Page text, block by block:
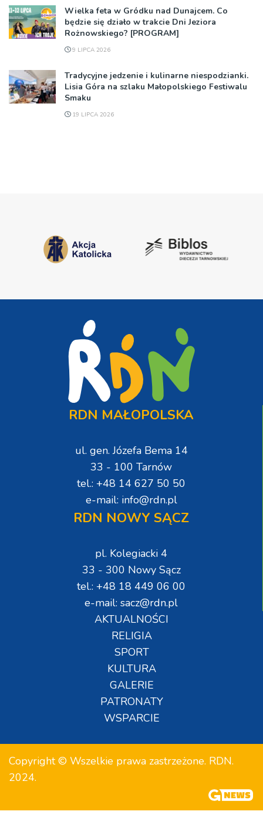
Wielka feta w Gródku nad Dunajcem. Co
będzie się działo w trakcie Dni Jeziora
Rożnowskiego? [PROGRAM]
9 LIPCA 2026
Tradycyjne jedzenie i kulinarne niespodzianki.
Lisia Góra na szlaku Małopolskiego Festiwalu
Smaku
19 LIPCA 2026
RDN MAŁOPOLSKA
ul. gen. Józefa Bema 14
33 - 100 Tarnów
tel.: +48 14 627 50 50
e-mail: info@rdn.pl
RDN NOWY SĄCZ
pl. Kolegiacki 4
33 - 300 Nowy Sącz
tel.: +48 18 449 06 00
e-mail: sacz@rdn.pl
AKTUALNOŚCI
RELIGIA
SPORT
KULTURA
GALERIE
PATRONATY
WSPARCIE
Copyright © Wszelkie prawa zastrzeżone. RDN.
2024.